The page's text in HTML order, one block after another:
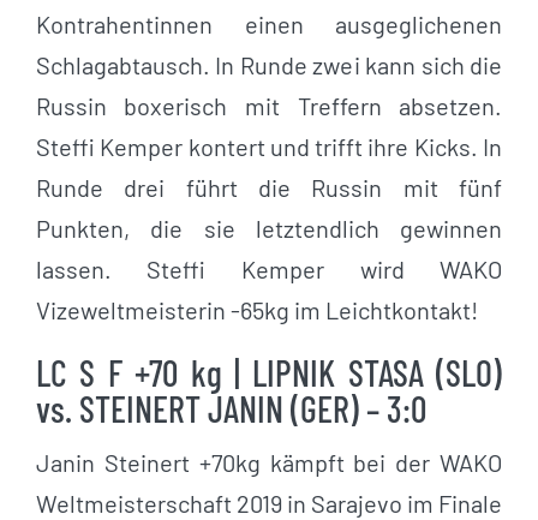
Kontrahentinnen einen ausgeglichenen
Schlagabtausch. In Runde zwei kann sich die
Russin boxerisch mit Treffern absetzen.
Steffi Kemper kontert und trifft ihre Kicks. In
Runde drei führt die Russin mit fünf
Punkten, die sie letztendlich gewinnen
lassen. Steffi Kemper wird WAKO
Vizeweltmeisterin -65kg im Leichtkontakt!
LC S F +70 kg | LIPNIK STASA (SLO)
vs. STEINERT JANIN (GER) – 3:0
Janin Steinert +70kg kämpft bei der WAKO
Weltmeisterschaft 2019 in Sarajevo im Finale